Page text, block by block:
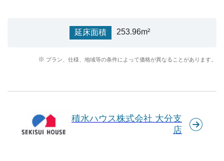
延床面積 253.96m²
プラン、仕様、地域等の条件によって価格が異なることがあります。
積水ハウス株式会社 大分支
店